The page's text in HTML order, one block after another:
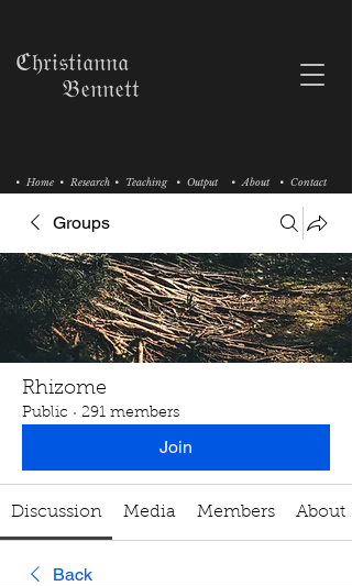
• Research • Teaching
• Home • Output • About • Contact
ℭ𝔥𝔯𝔦𝔰𝔱𝔦𝔞𝔫𝔫𝔞
𝔅𝔢𝔫𝔫𝔢𝔱𝔱
Groups
Rhizome
Public · 291 members
Join
Discussion Media Members About
Back